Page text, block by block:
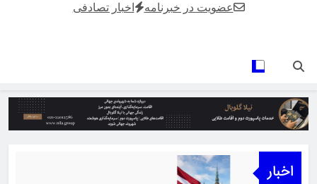
عضویت در خبرنامه اخبار تصادفی
اخبار